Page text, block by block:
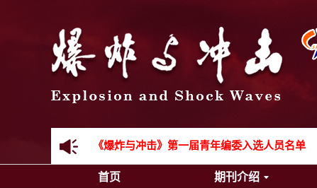
先进载运装备机械冲击失效与防护专题征稿启事
金属材料动态多尺度断裂专题征稿启事
《爆炸与冲击》第一届青年编委入选人员名单
《爆炸与冲击》向2024年度审稿专家致谢
首页 期刊介绍